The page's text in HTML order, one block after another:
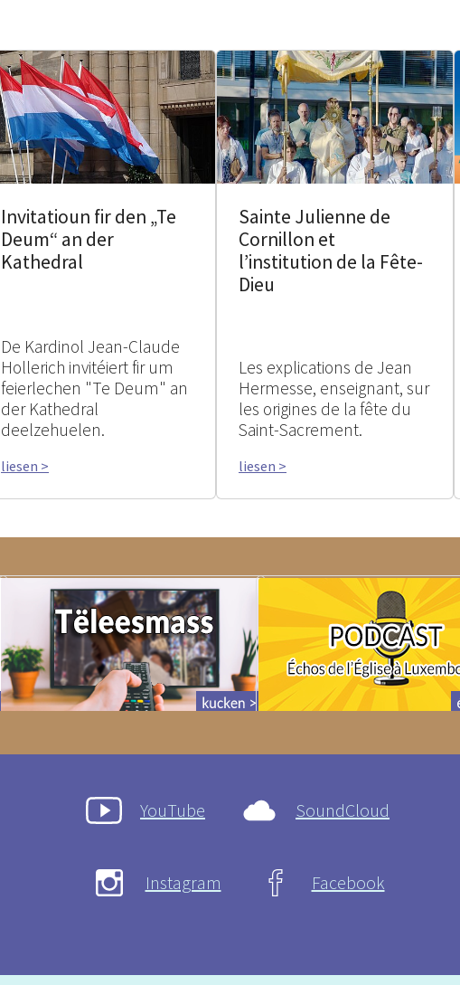
Invitatioun fir den „Te
Deum“ an der
Kathedral
De Kardinol Jean-Claude
Hollerich invitéiert fir um
feierlechen "Te Deum" an
der Kathedral
deelzehuelen.
liesen >
Sainte Julienne de
Cornillon et
l’institution de la Fête-
Dieu
Les explications de Jean
Hermesse, enseignant, sur
les origines de la fête du
Saint-Sacrement.
liesen >
YouTube SoundCloud
Instagram Facebook